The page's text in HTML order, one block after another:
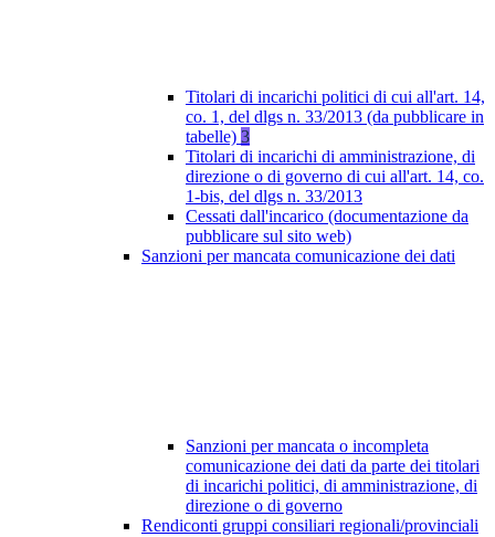
Titolari di incarichi politici di cui all'art. 14,
co. 1, del dlgs n. 33/2013 (da pubblicare in
tabelle) 3
Titolari di incarichi di amministrazione, di
direzione o di governo di cui all'art. 14, co.
1-bis, del dlgs n. 33/2013
Cessati dall'incarico (documentazione da
pubblicare sul sito web)
Sanzioni per mancata comunicazione dei dati
Sanzioni per mancata o incompleta
comunicazione dei dati da parte dei titolari
di incarichi politici, di amministrazione, di
direzione o di governo
Rendiconti gruppi consiliari regionali/provinciali